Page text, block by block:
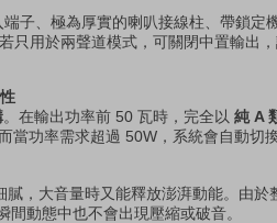
子、極為厚實的喇叭接線柱、帶鎖定
若只用於兩聲道模式，可關閉中置輸出
。在輸出功率前 50 瓦時，完全以 純 A
當功率需求超過 50W，系統會自動切
，大音量時又能釋放澎湃動能。由
動態中也不會出現壓縮或破音。